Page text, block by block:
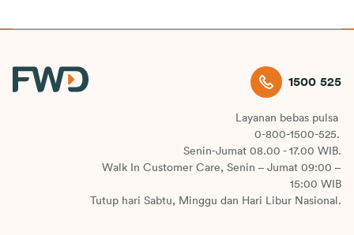
1500 525
Layanan bebas pulsa
0-800-1500-525.
Senin-Jumat 08.00 - 17.00 WIB.
Walk In Customer Care, Senin – Jumat 09:00 –
15:00 WIB
Tutup hari Sabtu, Minggu dan Hari Libur Nasional.